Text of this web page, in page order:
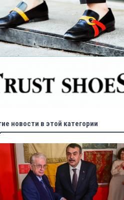
новости в этой категории